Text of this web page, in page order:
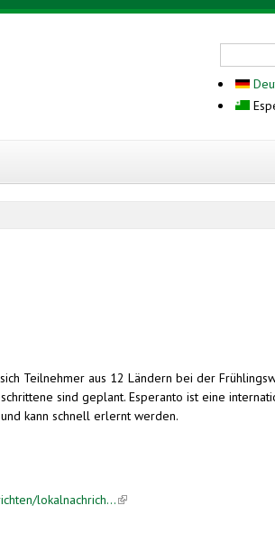
Teilnehmer aus 12 Ländern bei der
sind geplant. Esperanto ist eine
kann schnell erlernt werden.
lokalnachrich...(link is external)